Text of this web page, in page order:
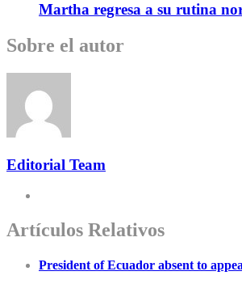
Martha regresa a su rutina
Sobre el autor
Editorial Team
Artículos Relativos
President of Ecuador absent to